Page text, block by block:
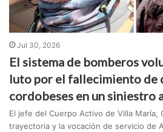
Jul 30, 2026
El sistema de bomberos
luto por el fallecimiento de
cordobeses en un siniestro
El jefe del Cuerpo Activo de Villa María,
trayectoria y la vocación de servicio de